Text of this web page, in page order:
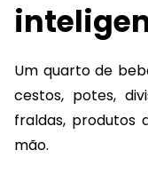
Um quarto de
cestos, potes,
fraldas, produtos
mão.